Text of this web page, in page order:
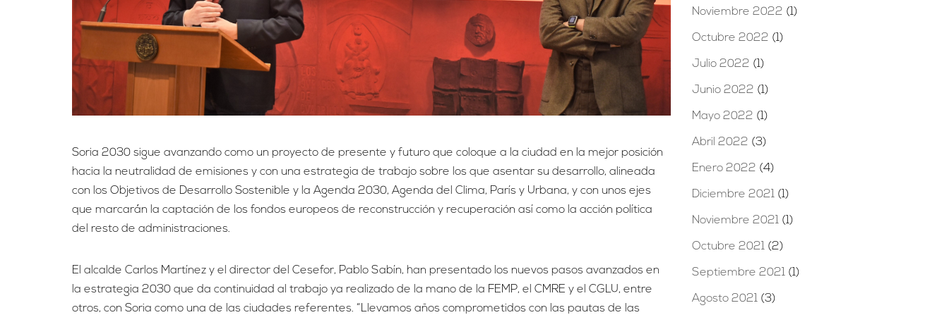
Soria 2030 sigue avanzando como un proyecto de presente y futuro que coloque a la ciudad en la mejor posición
hacia la neutralidad de emisiones y con una estrategia de trabajo sobre los que asentar su desarrollo, alineada
con los Objetivos de Desarrollo Sostenible y la Agenda 2030, Agenda del Clima, París y Urbana, y con unos ejes
que marcarán la captación de los fondos europeos de reconstrucción y recuperación así como la acción política
del resto de administraciones.
El alcalde Carlos Martínez y el director del Cesefor, Pablo Sabín, han presentado los nuevos pasos avanzados en
la estrategia 2030 que da continuidad al trabajo ya realizado de la mano de la FEMP, el CMRE y el CGLU, entre
otros, con Soria como una de las ciudades referentes. “Llevamos años comprometidos con las pautas de las
Noviembre 2022 (1)
Octubre 2022 (1)
Julio 2022 (1)
Junio 2022 (1)
Mayo 2022 (1)
Abril 2022 (3)
Enero 2022 (4)
Diciembre 2021(1)
Noviembre 2021(1)
Octubre 2021(2)
Septiembre 2021(1)
Agosto 2021(3)